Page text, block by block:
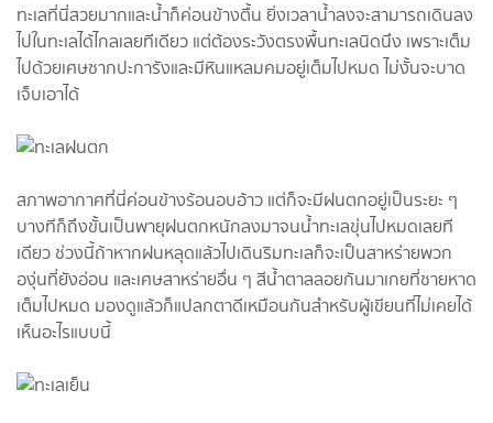
ทะเลที่นี่สวยมากและน้ำก็ค่อนข้างตื้น ยิ่งเวลาน้ำลงจะสามารถเดินลง
ไปในทะเลได้ไกลเลยทีเดียว แต่ต้องระวังตรงพื้นทะเลนิดนึง เพราะเต็ม
ไปด้วยเศษซากปะการังและมีหินแหลมคมอยู่เต็มไปหมด ไม่งั้นจะบาด
เจ็บเอาได้
สภาพอากาศที่นี่ค่อนข้างร้อนอบอ้าว แต่ก็จะมีฝนตกอยู่เป็นระยะ ๆ
บางทีก็ถึงขั้นเป็นพายุฝนตกหนักลงมาจนน้ำทะเลขุ่นไปหมดเลยที
เดียว ช่วงนี้ถ้าหากฝนหลุดแล้วไปเดินริมทะเลก็จะเป็นสาหร่ายพวก
องุ่นที่ยังอ่อน และเศษสาหร่ายอื่น ๆ สีน้ำตาลลอยกันมาเกยที่ชายหาด
เต็มไปหมด มองดูแล้วก็แปลกตาดีเหมือนกันสำหรับผู้เขียนที่ไม่เคยได้
เห็นอะไรแบบนี้